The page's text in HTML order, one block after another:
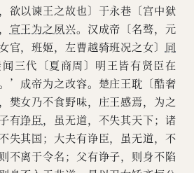
婕妤辞曰：‘妾闻
明王皆有贤臣在
同乘。’成帝为之
〔酷奢也〕于游
女乃不食野味，
罢猎。由是观
，虽无道，不失
诤臣，虽无道，
欲以谏王之故也〕于永巷〔宫中狱
宣王为之夙兴。汉成帝〔名骜，元
官，班姬，左曹越骑班况之女〕 同
三代〔夏商周〕明王皆有贤臣在
’成帝为之改容。楚庄王耽〔酷奢
樊女乃不食野味，庄王感焉，为之
有诤臣，虽无道，不失其天下；诸
失其国；大夫有诤臣，虽无道，不
不离于令名；父有诤子，则身不陷